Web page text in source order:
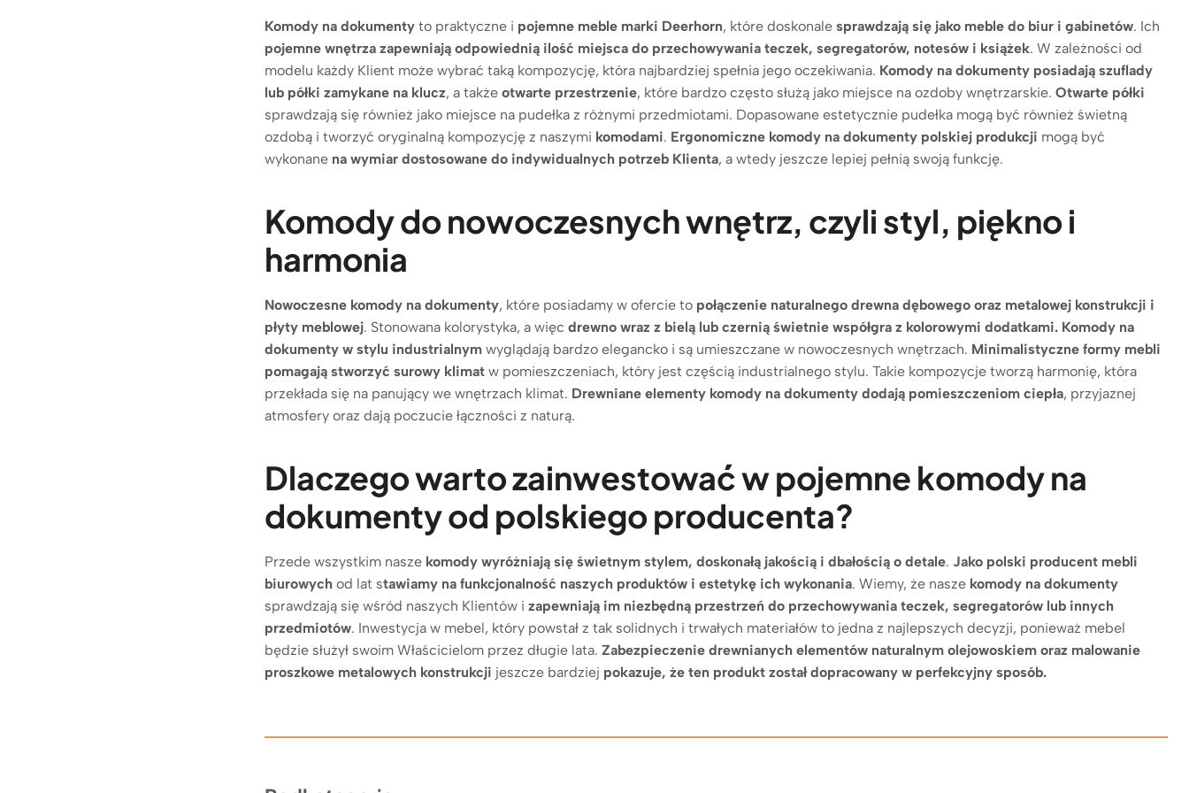
Komody na dokumenty to praktyczne i pojemne meble marki Deerhorn, które doskonalesprawdzają się jako meble do biur i gabinetów. Ich
pojemne wnętrza zapewniają odpowiednią ilość miejsca do przechowywania teczek, segregatorów, notesów i książek. W zależności od
modelu każdy Klient może wybrać taką kompozycję, która najbardziej spełnia jego oczekiwania. Komody na dokumenty posiadają szuflady
lub półki zamykane na klucz, a takżeotwarte przestrzenie, które bardzo często służą jako miejsce na ozdoby wnętrzarskie.Otwarte półki
sprawdzają się również jako miejsce na pudełka z różnymi przedmiotami. Dopasowane estetycznie pudełka mogą być również świetną
ozdobą i tworzyć oryginalną kompozycję z naszymi komodami. Ergonomiczne komody na dokumenty polskiej produkcji mogą być
wykonane na wymiar dostosowane do indywidualnych potrzeb Klienta, a wtedy jeszcze lepiej pełnią swoją funkcję.
Komody do nowoczesnych wnętrz, czyli styl, piękno i
harmonia
Nowoczesne komody na dokumenty, które posiadamy w ofercie to połączenie naturalnego drewna dębowego oraz metalowej konstrukcji i
płyty meblowej. Stonowana kolorystyka, a więcdrewno wraz z bielą lub czernią świetnie współgra z kolorowymi dodatkami. Komody na
dokumenty w stylu industrialnym wyglądają bardzo elegancko i są umieszczane w nowoczesnych wnętrzach. Minimalistyczne formy mebli
pomagają stworzyć surowy klimat w pomieszczeniach, który jest częścią industrialnego stylu. Takie kompozycje tworzą harmonię, która
przekłada się na panujący we wnętrzach klimat. Drewniane elementy komody na dokumenty dodają pomieszczeniom ciepła, przyjaznej
atmosfery oraz dają poczucie łączności z naturą.
Dlaczego warto zainwestować w pojemne komody na
dokumenty od polskiego producenta?
Przede wszystkim nasze komody wyróżniają się świetnym stylem, doskonałą jakością i dbałością o detale. Jako polski producent mebli
biurowych od lat stawiamy na funkcjonalność naszych produktów i estetykę ich wykonania. Wiemy, że nasze komody na dokumenty
sprawdzają się wśród naszych Klientów izapewniają im niezbędną przestrzeń do przechowywania teczek, segregatorów lub innych
przedmiotów. Inwestycja w mebel, który powstał z tak solidnych i trwałych materiałów to jedna z najlepszych decyzji, ponieważ mebel
będzie służył swoim Właścicielom przez długie lata.Zabezpieczenie drewnianych elementów naturalnym olejowoskiem oraz malowanie
proszkowe metalowych konstrukcji jeszcze bardziej pokazuje, że ten produkt został dopracowany w perfekcyjny sposób.